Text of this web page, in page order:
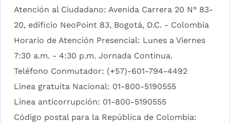
Atención al Ciudadano: Avenida Carrera 20 N° 83-
20, edificio NeoPoint 83, Bogotá, D.C. - Colombia
Horario de Atención Presencial: Lunes a Viernes
7:30 a.m. - 4:30 p.m. Jornada Continua.
Teléfono Conmutador: (+57)-601-794-4492
Linea gratuita Nacional: 01-800-5190555
Línea anticorrupción: 01-800-5190555
Código postal para la República de Colombia: